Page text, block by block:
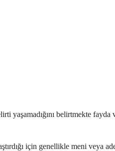
yaşamadığını belirtmekte
için genellikle meni veya